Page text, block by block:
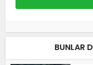
BUNLAR